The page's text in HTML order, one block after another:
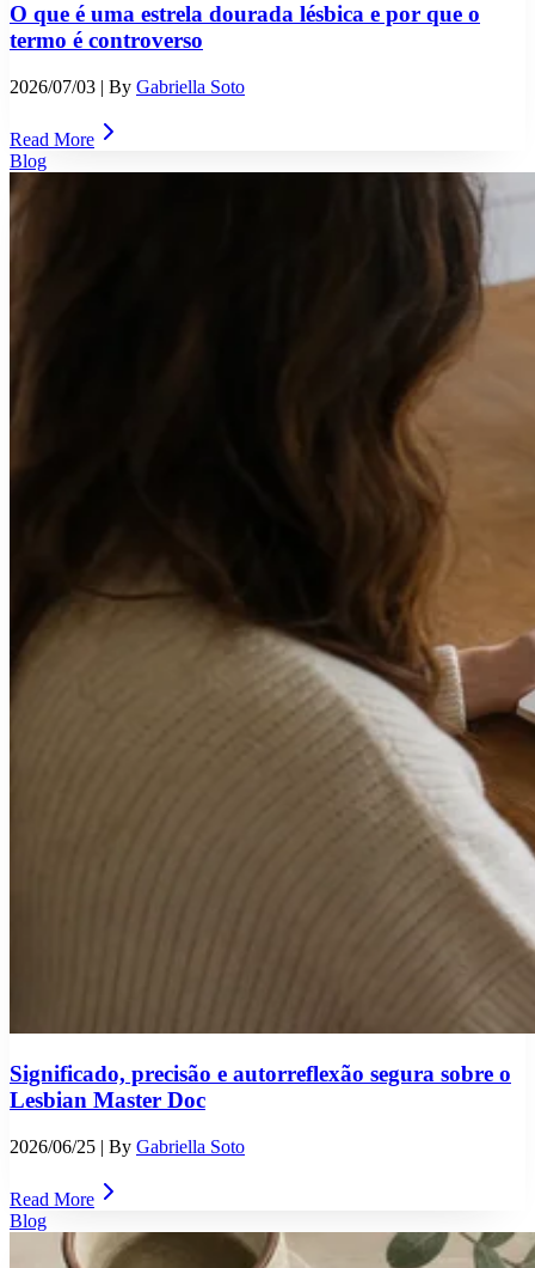
O que é uma estrela dourada lésbica e por que o
termo é controverso
2026/07/03 | By Gabriella Soto
Read More
Blog
Significado, precisão e autorreflexão segura sobre o
Lesbian Master Doc
2026/06/25 | By Gabriella Soto
Read More
Blog